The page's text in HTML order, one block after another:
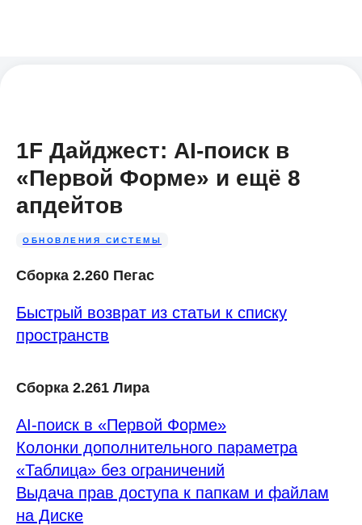
1F Дайджест: AI-поиск в
«Первой Форме» и ещё 8
апдейтов
ОБНОВЛЕНИЯ СИСТЕМЫ
Сборка 2.260 Пегас
Быстрый возврат из статьи к списку
пространств
Сборка 2.261 Лира
AI-поиск в «Первой Форме»
Колонки дополнительного параметра
«Таблица» без ограничений
Выдача прав доступа к папкам и файлам
на Диске